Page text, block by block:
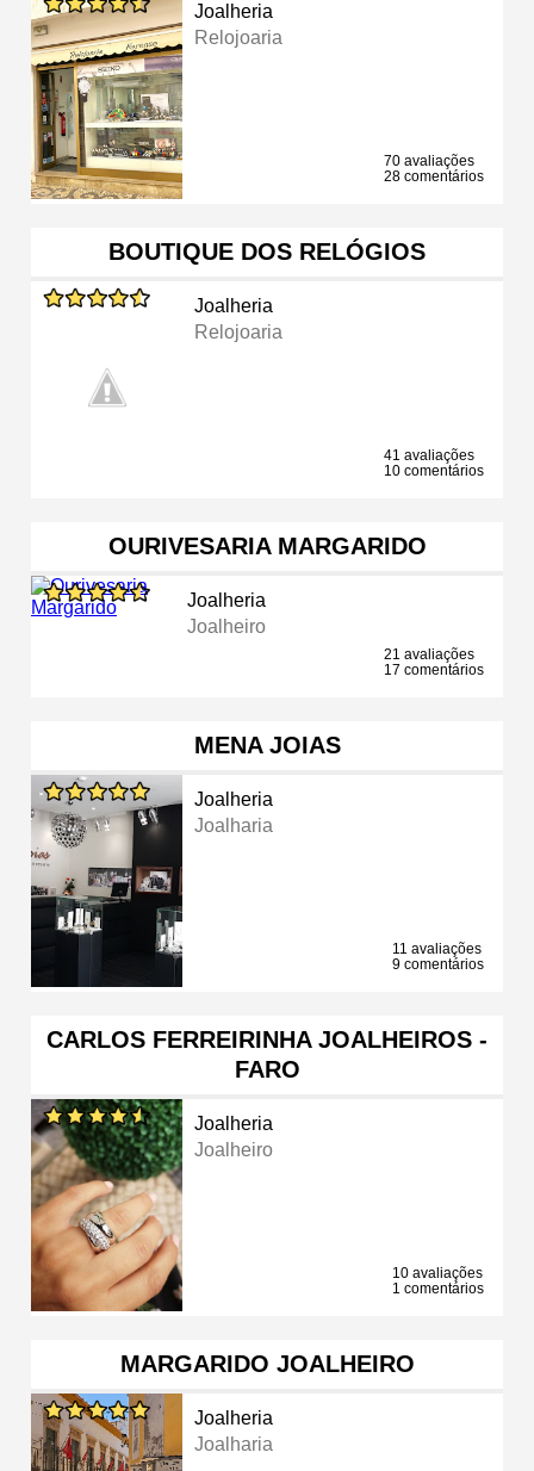
Joalheria
Relojoaria
70 avaliações
28 comentários
BOUTIQUE DOS RELÓGIOS
Joalheria
Relojoaria
41 avaliações
10 comentários
OURIVESARIA MARGARIDO
Joalheria
Joalheiro
21 avaliações
17 comentários
MENA JOIAS
Joalheria
Joalharia
11 avaliações
9 comentários
CARLOS FERREIRINHA JOALHEIROS -
FARO
Joalheria
Joalheiro
10 avaliações
1 comentários
MARGARIDO JOALHEIRO
Joalheria
Joalharia